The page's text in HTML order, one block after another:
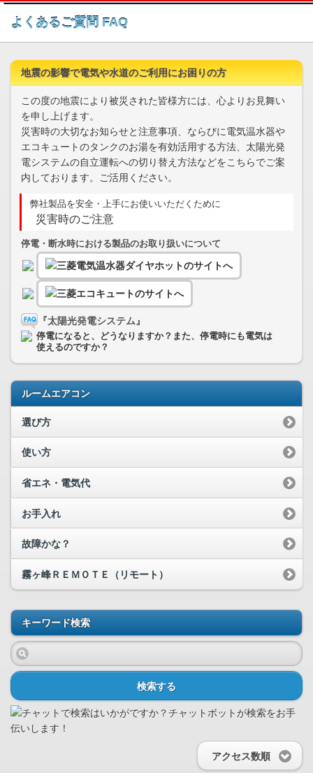
このページの本文へ
よくあるご質問 FAQ
地震の影響で電気や水道のご利用にお困りの方
この度の地震により被災された皆様方には、心よりお見舞い
を申し上げます。
災害時の大切なお知らせと注意事項、ならびに電気温水器や
エコキュートのタンクのお湯を有効活用する方法、太陽光発
電システムの自立運転への切り替え方法などをこちらでご案
内しております。ご活用ください。
弊社製品を安全・上手にお使いいただくために
災害時のご注意
停電・断水時における製品のお取り扱いについて
『太陽光発電システム』
停電になると、どうなりますか？また、停電時にも電気は
使えるのですか？
ルームエアコン
選び方
使い方
省エネ・電気代
お手入れ
故障かな？
霧ヶ峰ＲＥＭＯＴＥ（リモート）
キーワード検索
検索する
アクセス数順